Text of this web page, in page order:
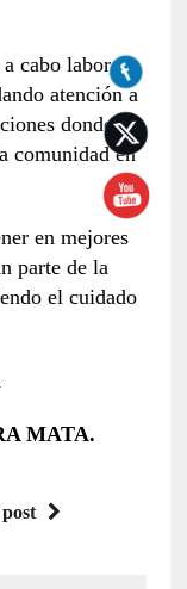
cabo labores
atención a
donde
comunidad en
en mejores
parte de la
el cuidado
MATA.